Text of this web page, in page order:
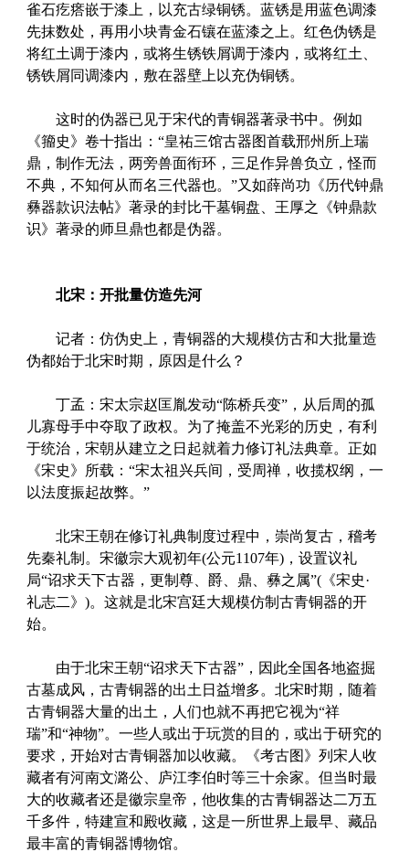
雀石疙瘩嵌于漆上，以充古绿铜锈。蓝锈是用蓝色调漆
先抹数处，再用小块青金石镶在蓝漆之上。红色伪锈是
将红土调于漆内，或将生锈铁屑调于漆内，或将红土、
锈铁屑同调漆内，敷在器壁上以充伪铜锈。
这时的伪器已见于宋代的青铜器著录书中。例如
《籀史》卷十指出：“皇祐三馆古器图首载邢州所上瑞
鼎，制作无法，两旁兽面衔环，三足作异兽负立，怪而
不典，不知何从而名三代器也。”又如薛尚功《历代钟鼎
彝器款识法帖》著录的封比干墓铜盘、王厚之《钟鼎款
识》著录的师旦鼎也都是伪器。
北宋：开批量仿造先河
记者：仿伪史上，青铜器的大规模仿古和大批量造
伪都始于北宋时期，原因是什么？
丁孟：宋太宗赵匡胤发动“陈桥兵变”，从后周的孤
儿寡母手中夺取了政权。为了掩盖不光彩的历史，有利
于统治，宋朝从建立之日起就着力修订礼法典章。正如
《宋史》所载：“宋太祖兴兵间，受周禅，收揽权纲，一
以法度振起故弊。”
北宋王朝在修订礼典制度过程中，崇尚复古，稽考
先秦礼制。宋徽宗大观初年(公元1107年)，设置议礼
局“诏求天下古器，更制尊、爵、鼎、彝之属”(《宋史·
礼志二》)。这就是北宋宫廷大规模仿制古青铜器的开
始。
由于北宋王朝“诏求天下古器”，因此全国各地盗掘
古墓成风，古青铜器的出土日益增多。北宋时期，随着
古青铜器大量的出土，人们也就不再把它视为“祥
瑞”和“神物”。一些人或出于玩赏的目的，或出于研究的
要求，开始对古青铜器加以收藏。《考古图》列宋人收
藏者有河南文潞公、庐江李伯时等三十余家。但当时最
大的收藏者还是徽宗皇帝，他收集的古青铜器达二万五
千多件，特建宣和殿收藏，这是一所世界上最早、藏品
最丰富的青铜器博物馆。